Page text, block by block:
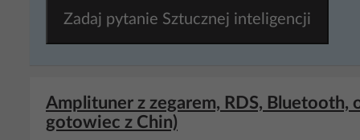
Zadaj pytanie Sztucznej inteligencji
Amplituner z zegarem, RDS, Bluetooth,
gotowiec z Chin)